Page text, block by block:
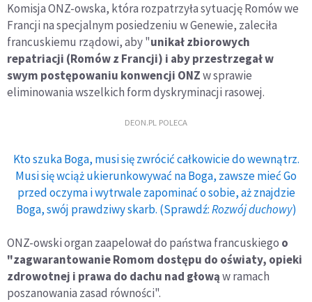
Komisja ONZ-owska, która rozpatrzyła sytuację Romów we
Francji na specjalnym posiedzeniu w Genewie, zaleciła
francuskiemu rządowi, aby "unikał zbiorowych
repatriacji (Romów z Francji) i aby przestrzegał w
swym postępowaniu konwencji ONZw sprawie
eliminowania wszelkich form dyskryminacji rasowej.
DEON.PL POLECA
Kto szuka Boga, musi się zwrócić całkowicie do wewnątrz.
Musi się wciąż ukierunkowywać na Boga, zawsze mieć Go
przed oczyma i wytrwale zapominać o sobie, aż znajdzie
Boga, swój prawdziwy skarb. (Sprawdź:Rozwój duchowy)
ONZ-owski organ zaapelował do państwa francuskiego o
"zagwarantowanie Romom dostępu do oświaty, opieki
zdrowotnej i prawa do dachu nad głowąw ramach
poszanowania zasad równości".